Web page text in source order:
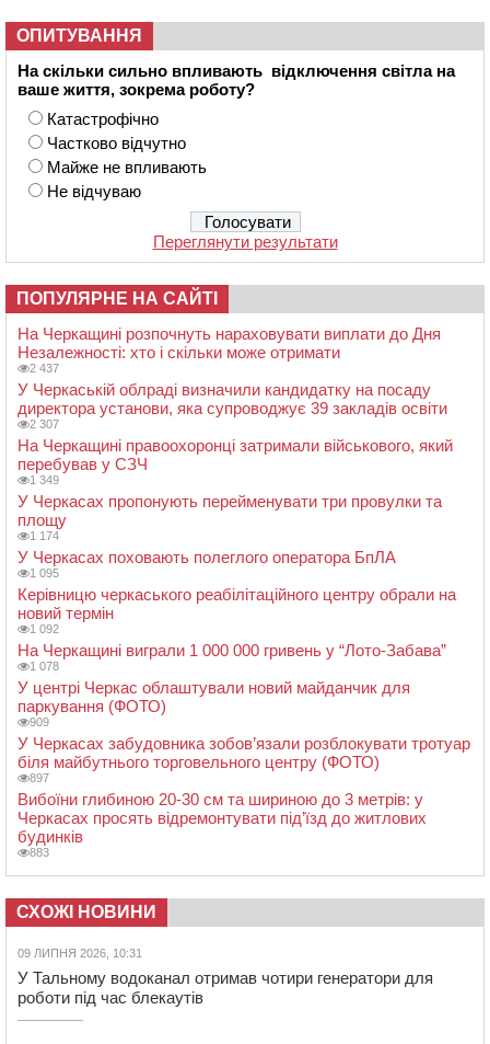
ОПИТУВАННЯ
На скільки сильно впливають відключення світла на
ваше життя, зокрема роботу?
Катастрофічно
Частково відчутно
Майже не впливають
Не відчуваю
Переглянути результати
ПОПУЛЯРНЕ НА САЙТІ
На Черкащині розпочнуть нараховувати виплати до Дня
Незалежності: хто і скільки може отримати
2 437
У Черкаській облраді визначили кандидатку на посаду
директора установи, яка супроводжує 39 закладів освіти
2 307
На Черкащині правоохоронці затримали військового, який
перебував у СЗЧ
1 349
У Черкасах пропонують перейменувати три провулки та
площу
1 174
У Черкасах поховають полеглого оператора БпЛА
1 095
Керівницю черкаського реабілітаційного центру обрали на
новий термін
1 092
На Черкащині виграли 1 000 000 гривень у “Лото-Забава”
1 078
У центрі Черкас облаштували новий майданчик для
паркування (ФОТО)
909
У Черкасах забудовника зобов’язали розблокувати тротуар
біля майбутнього торговельного центру (ФОТО)
897
Вибоїни глибиною 20-30 см та шириною до 3 метрів: у
Черкасах просять відремонтувати під’їзд до житлових
будинків
883
СХОЖІ НОВИНИ
09 ЛИПНЯ 2026, 10:31
У Тальному водоканал отримав чотири генератори для
роботи під час блекаутів